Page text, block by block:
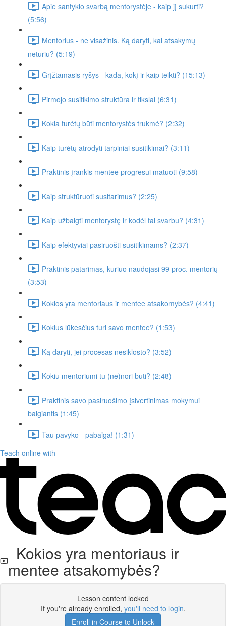
Apie santykio svarbą mentorystėje - kaip jį sukurti?
(5:56)
Mentorius - ne visažinis. Ką daryti, kai atsakymų
neturiu? (5:19)
Grįžtamasis ryšys - kada, kokį ir kaip teikti? (15:13)
Pirmojo susitikimo struktūra ir tikslai (6:31)
Kokia turėtų būti mentorystės trukmė? (2:32)
Kaip turėtų atrodyti tarpiniai susitikimai? (3:11)
Praktinis įrankis mentee progresui matuoti (9:58)
Kaip struktūruoti susitarimus? (2:25)
Kaip užbaigti mentorystę ir kodėl tai svarbu? (4:31)
Kaip efektyviai pasiruošti susitikimams? (2:37)
Praktinis patarimas, kuriuo naudojasi 99 proc. mentorių
(3:53)
Kokios yra mentoriaus ir mentee atsakomybės? (4:41)
Kokius lūkesčius turi savo mentee? (1:53)
Ką daryti, jei procesas nesiklosto? (3:52)
Kokiu mentoriumi tu (ne)nori būti? (2:48)
Praktinis savo pasiruošimo įsivertinimas mokymui
baigiantis (1:45)
Tau pavyko - pabaiga! (1:31)
Teach online with
Kokios yra mentoriaus ir
mentee atsakomybės?
Lesson content locked
If you're already enrolled, you'll need to login.
Enroll in Course to Unlock